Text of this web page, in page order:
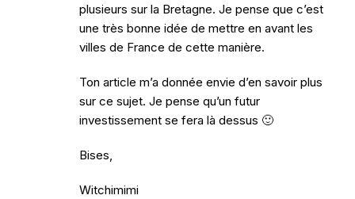
plusieurs sur la Bretagne. Je pense que c’est
une très bonne idée de mettre en avant les
villes de France de cette manière.
Ton article m’a donnée envie d’en savoir plus
sur ce sujet. Je pense qu’un futur
investissement se fera là dessus 🙂
Bises,
Witchimimi